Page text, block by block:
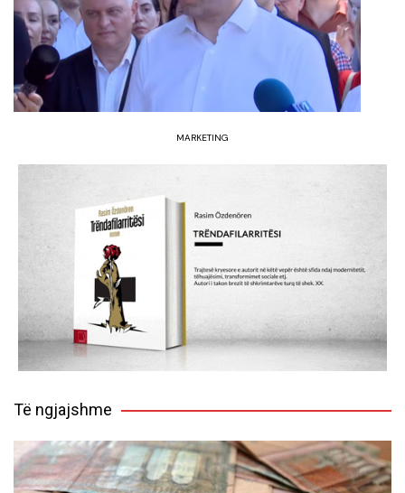
MARKETING
Të ngjajshme